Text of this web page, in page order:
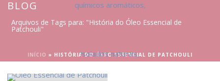
BLOG
Arquivos de Tags para: "História do Óleo Essencial de
Patchouli"
INÍCIO » HISTÓRIA DO ÓLEO ESSENCIAL DE PATCHOULI